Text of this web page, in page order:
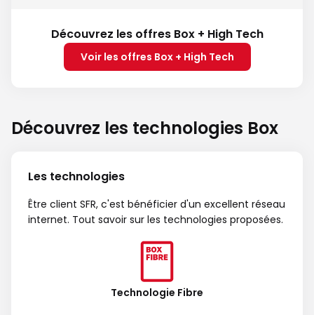
Découvrez les offres Box + High Tech
Voir les offres Box + High Tech
Découvrez les technologies Box
Les technologies
Être client SFR, c'est bénéficier d'un excellent réseau
internet. Tout savoir sur les technologies proposées.
Technologie Fibre